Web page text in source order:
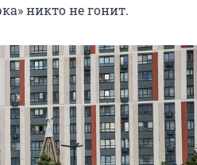
никто не гонит.